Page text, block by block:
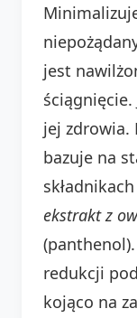
jest
jej zdrowia.
bazuje na
ekstrakt z
redukcji
kojąco na